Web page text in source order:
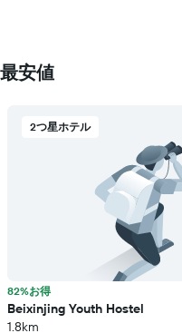
最安値
2つ星ホテル
82%お得
Beixinjing Youth Hostel
1.8km